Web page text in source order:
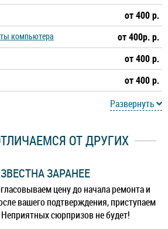
от 400 р.
компьютера от 400р. р.
от 400 р.
от 400 р.
Развернуть
ОТ ДРУГИХ
ЗАРАНЕЕ
цену до начала ремонта и
вашего подтверждения, приступаем
Неприятных сюрпризов не будет!